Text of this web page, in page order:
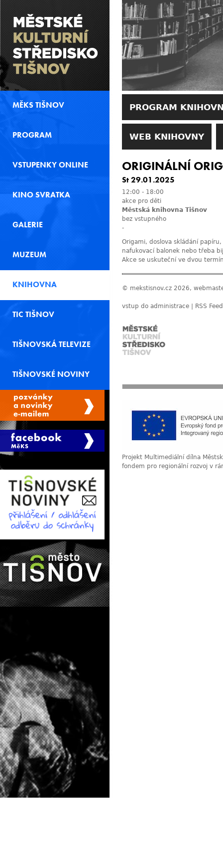
PROGRAM
WEB KNIHOVNY
ORIGINÁLNÍ
St 29.01.2025
12:00 - 18:00
akce pro děti
Městská knihovna Tišnov
bez vstupného
-
Origami, doslova skládání
nafukovací balonek nebo třeba
Akce se uskuteční ve dvou
© mekstisnov.cz 2026,
vstup do administrace RSS Feed
Projekt Multimediální dílna
fondem pro regionální rozvoj v
MĚKS TIŠNOV
PROGRAM
VSTUPENKY ONLINE
KINO SVRATKA
GALERIE
MUZEUM
KNIHOVNA
TIC TIŠNOV
TIŠNOVSKÁ TELEVIZE
TIŠNOVSKÉ NOVINY